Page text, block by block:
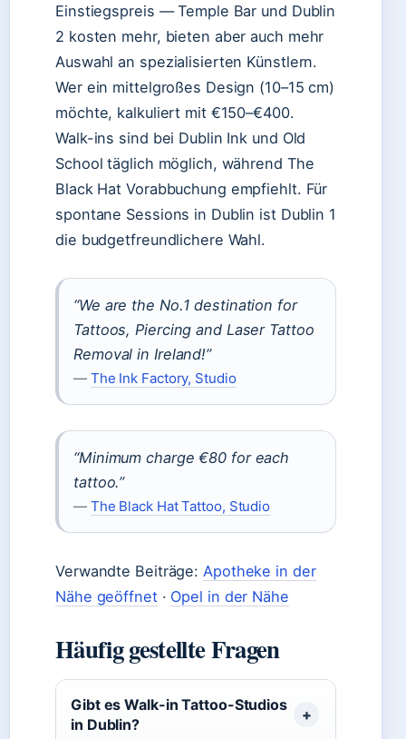
Einstiegspreis — Temple Bar und Dublin
2 kosten mehr, bieten aber auch mehr
Auswahl an spezialisierten Künstlern.
Wer ein mittelgroßes Design (10–15 cm)
möchte, kalkuliert mit €150–€400.
Walk-ins sind bei Dublin Ink und Old
School täglich möglich, während The
Black Hat Vorabbuchung empfiehlt. Für
spontane Sessions in Dublin ist Dublin 1
die budgetfreundlichere Wahl.
“We are the No.1 destination for
Tattoos, Piercing and Laser Tattoo
Removal in Ireland!”
— The Ink Factory, Studio
“Minimum charge €80 for each
tattoo.”
— The Black Hat Tattoo, Studio
Verwandte Beiträge: Apotheke in der
Nähe geöffnet· Opel in der Nähe
Häufig gestellte Fragen
Gibt es Walk-in Tattoo-Studios
in Dublin?